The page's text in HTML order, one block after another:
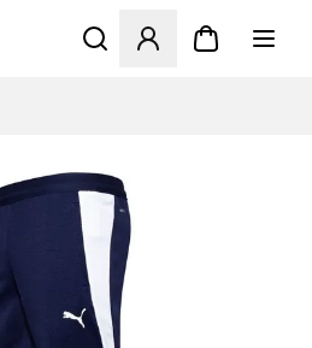
Åbner en Modal til at